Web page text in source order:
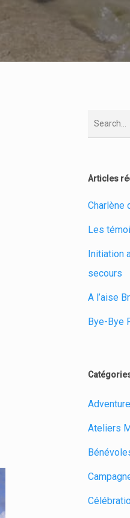
Articles
Charlène
Les
Initiation
secours
A l’aise
Bye-Bye
Adventure
Ateliers